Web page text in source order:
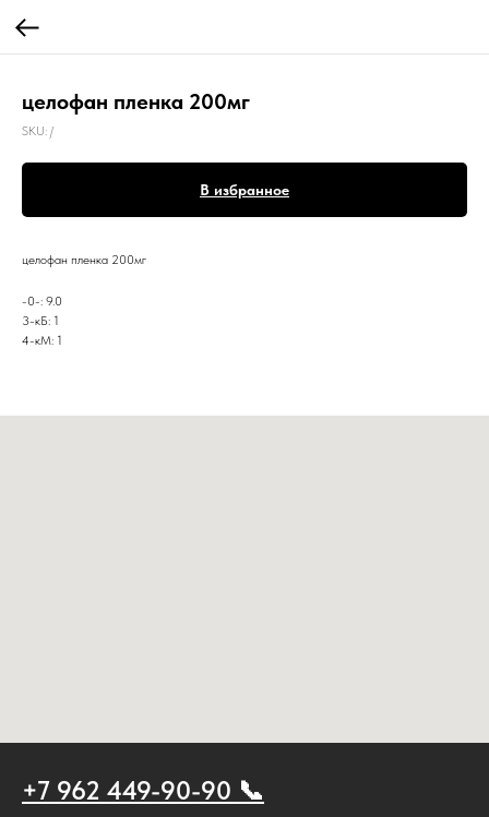
целофан пленка 200мг
SKU: /
В избранное
целофан пленка 200мг
-0-: 9.0
3-кБ: 1
4-кМ: 1
+7 962 449-90-90 📞